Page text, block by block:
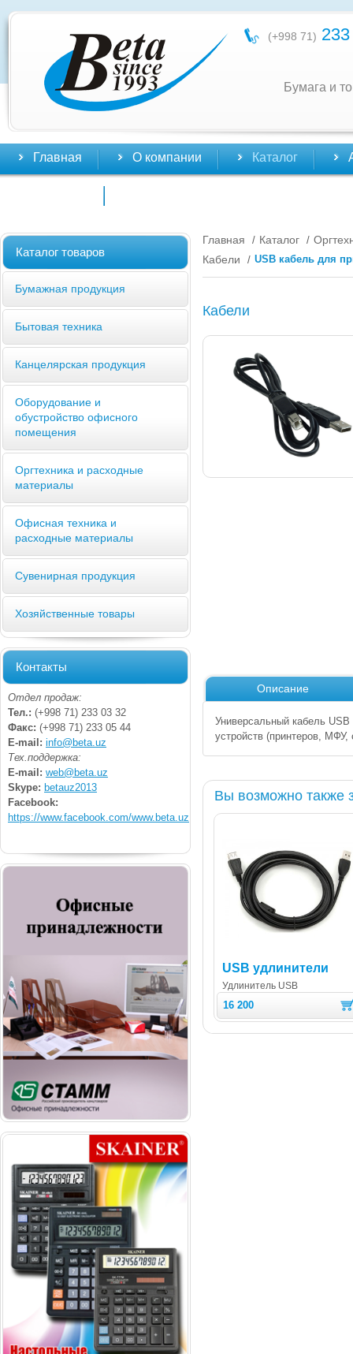
(+998 71)
Бумага и
Главная О компании Каталог
Каталог товаров
Бумажная продукция
Бытовая техника
Канцелярская продукция
Оборудование и
обустройство офисного
помещения
Оргтехника и расходные
материалы
Офисная техника и
расходные материалы
Сувенирная продукция
Хозяйственные товары
Контакты
Отдел продаж:
Тел.: (+998 71) 233 03 32
Факс: (+998 71) 233 05 44
E-mail: info@beta.uz
Тех.поддержка:
E-mail: web@beta.uz
Skype: betauz2013
Facebook:
https://www.facebook.com/www.beta.uz
Главная / Каталог /
Кабели
/ USB кабель для
Кабели
Описание
Универсальный кабель
устройств (принтеров, МФУ,
Вы возможно также
USB удлинители
Удлинитель USB
16 200